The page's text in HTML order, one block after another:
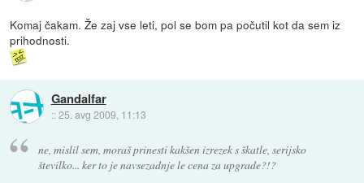
Komaj čakam. Že zaj vse leti, pol se bom pa počutil kot da sem iz
prihodnosti.
Gandalfar
::25. avg 2009, 11:13
ne, mislil sem, moraš prinesti kakšen izrezek s škatle, serijsko
številko... ker to je navsezadnje le cena za upgrade?!?